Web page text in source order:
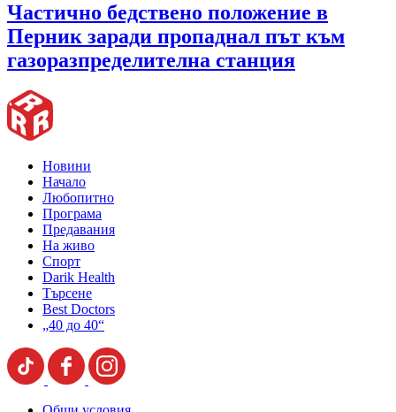
Частично бедствено положение в
Перник заради пропаднал път към
газоразпределителна станция
Новини
Начало
Любопитно
Програма
Предавания
На живо
Спорт
Darik Health
Търсене
Best Doctors
„40 до 40“